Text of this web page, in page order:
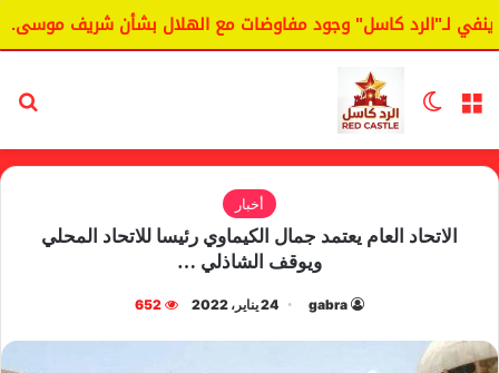
لـ"الرد كاسل" وجود مفاوضات مع الهلال بشأن شريف موسى.
القائمة الوضع المظلم
أخبار
الاتحاد العام يعتمد جمال الكيماوي رئيسا للاتحاد المحلي
ويوقف الشاذلي …
gabra 24 يناير، 2022 652